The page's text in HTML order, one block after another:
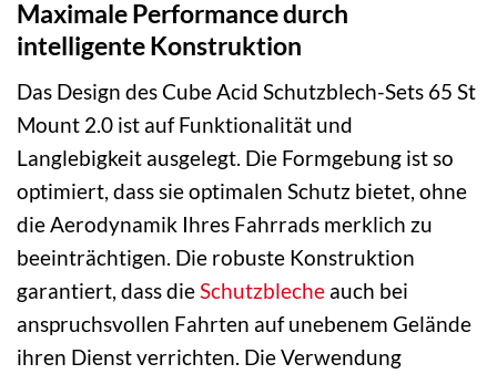
Maximale Performance durch
intelligente Konstruktion
Das Design des Cube Acid Schutzblech-Sets 65 St
Mount 2.0 ist auf Funktionalität und
Langlebigkeit ausgelegt. Die Formgebung ist so
optimiert, dass sie optimalen Schutz bietet, ohne
die Aerodynamik Ihres Fahrrads merklich zu
beeinträchtigen. Die robuste Konstruktion
garantiert, dass dieSchutzbleche auch bei
anspruchsvollen Fahrten auf unebenem Gelände
ihren Dienst verrichten. Die Verwendung